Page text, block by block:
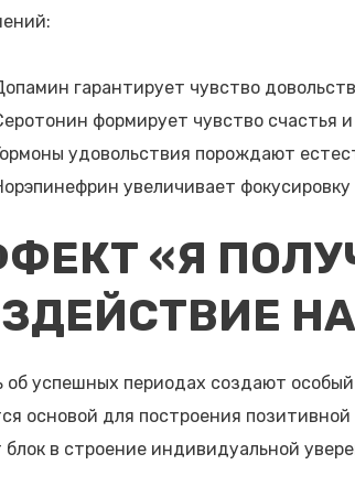
гарантирует чувство
формирует чувство счастья
удовольствия порождают
увеличивает
«Я
об успешных периодах создают
основой для построения
блок в строение индивидуальной